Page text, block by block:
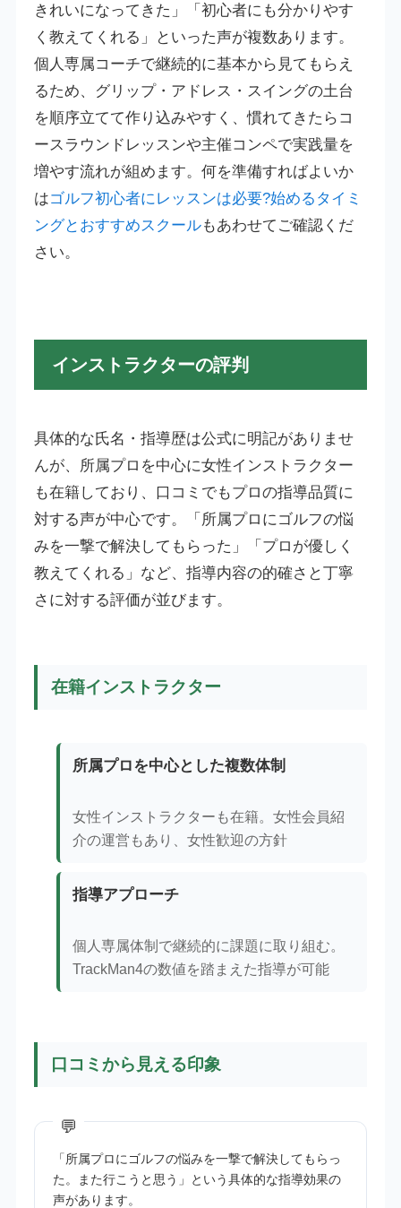
きれいになってきた」「初心者にも分かりやす
く教えてくれる」といった声が複数あります。
個人専属コーチで継続的に基本から見てもらえ
るため、グリップ・アドレス・スイングの土台
を順序立てて作り込みやすく、慣れてきたらコ
ースラウンドレッスンや主催コンペで実践量を
増やす流れが組めます。何を準備すればよいか
はゴルフ初心者にレッスンは必要?始めるタイミ
ングとおすすめスクールもあわせてご確認くだ
さい。
インストラクターの評判
具体的な氏名・指導歴は公式に明記がありませ
んが、所属プロを中心に女性インストラクター
も在籍しており、口コミでもプロの指導品質に
対する声が中心です。「所属プロにゴルフの悩
みを一撃で解決してもらった」「プロが優しく
教えてくれる」など、指導内容の的確さと丁寧
さに対する評価が並びます。
在籍インストラクター
所属プロを中心とした複数体制
女性インストラクターも在籍。女性会員紹
介の運営もあり、女性歓迎の方針
指導アプローチ
個人専属体制で継続的に課題に取り組む。
TrackMan4の数値を踏まえた指導が可能
口コミから見える印象
「所属プロにゴルフの悩みを一撃で解決してもらっ
た。また行こうと思う」という具体的な指導効果の
声があります。